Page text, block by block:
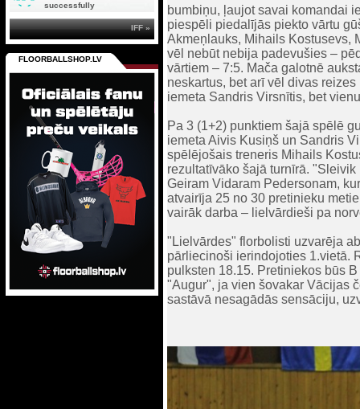
bumbiņu, ļaujot savai komandai
piespēli piedalījās piekto vārtu
Akmeņlauks, Mihails Kostusevs,
vēl nebūt nebija padevušies –
vārtiem – 7:5. Mača galotnē
neskartus, bet arī vēl divas
iemeta Sandris Virsnītis, bet
Pa 3 (1+2) punktiem šajā spēlē
iemeta Aivis Kusiņš un Sandris
spēlējošais treneris Mihails
rezultatīvāko šajā turnīrā.
Geiram Vidaram Pedersonam,
atvairīja 25 no 30 pretinieku
vairāk darba – lielvārdieši pa
"Lielvārdes" florbolisti uzvarēja
pārliecinoši ierindojoties 1.vietā.
pulksten 18.15. Pretiniekos būs
"Augur", ja vien šovakar Vācijas
sastāvā nesagādās sensāciju,
successfully
IFF »
FLOORBALLSHOP.LV